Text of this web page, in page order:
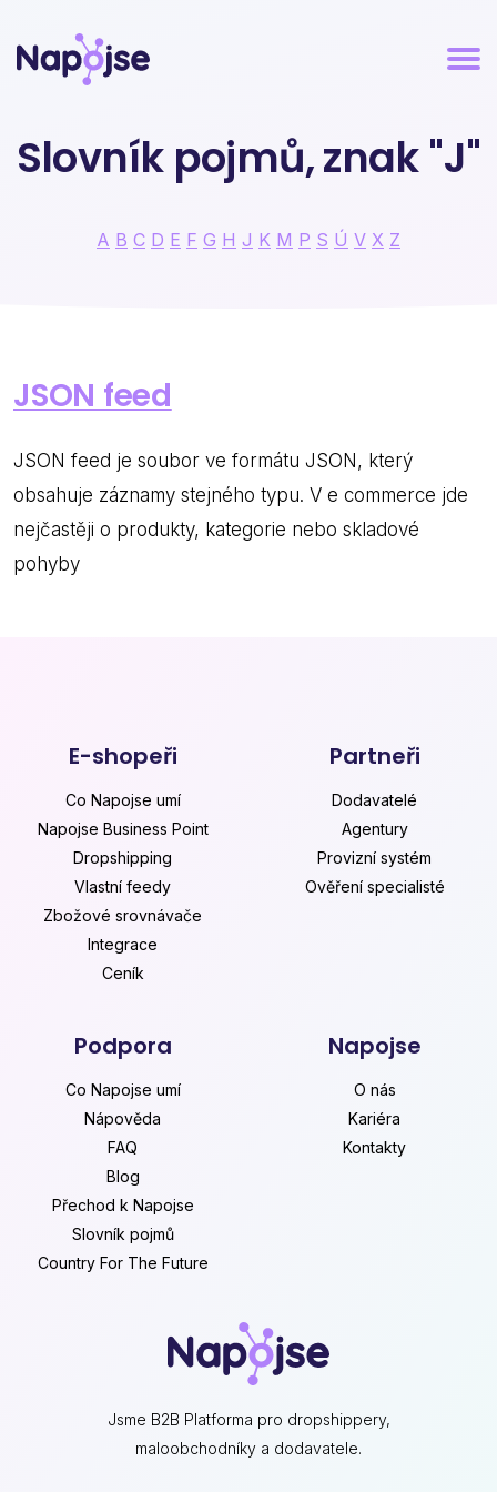
Slovník pojmů, znak "J"
A B C D E F G H J K M P S Ú V X Z
JSON feed
JSON feed je soubor ve formátu JSON, který
obsahuje záznamy stejného typu. V e commerce jde
nejčastěji o produkty, kategorie nebo skladové
pohyby
Jsme B2B Platforma pro dropshippery,
maloobchodníky a dodavatele.
E-shopeři
Co Napojse umí
Napojse Business Point
Dropshipping
Vlastní feedy
Zbožové srovnávače
Integrace
Ceník
Partneři
Dodavatelé
Agentury
Provizní systém
Ověření specialisté
Podpora
Co Napojse umí
Nápověda
FAQ
Blog
Přechod k Napojse
Slovník pojmů
Country For The Future
Napojse
O nás
Kariéra
Kontakty